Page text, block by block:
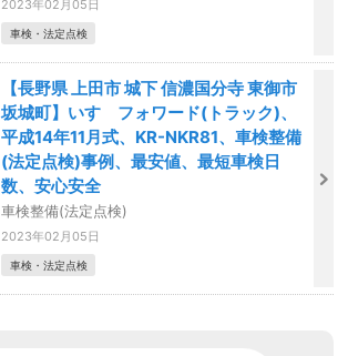
2023年02月05日
車検・法定点検
【長野県 上田市 城下 信濃国分寺 東御市
坂城町】いすゞフォワード(トラック)、
平成14年11月式、KR-NKR81、車検整備
(法定点検)事例、最安値、最短車検日
数、安心安全
車検整備(法定点検)
2023年02月05日
車検・法定点検